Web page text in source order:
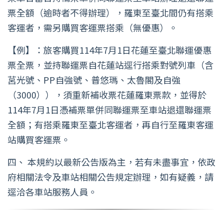
票全額（逾時者不得辦理），羅東至臺北間仍有搭乘
客運者，需另購買客運票搭乘（無優惠）。
【例】：旅客購買114年7月1日花蓮至臺北聯運優惠
票全票，並持聯運票自花蓮站逕行搭乘對號列車（含
莒光號、PP自強號、普悠瑪、太魯閣及自強
（3000）），須重新補收票花蓮羅東票款，並得於
114年7月1日憑補票單併同聯運票至車站退還聯運票
全額；有搭乘羅東至臺北客運者，再自行至羅東客運
站購買客運票。
四、 本規約以最新公告版為主，若有未盡事宜，依政
府相關法令及車站相關公告規定辦理，如有疑義，請
逕洽各車站服務人員。